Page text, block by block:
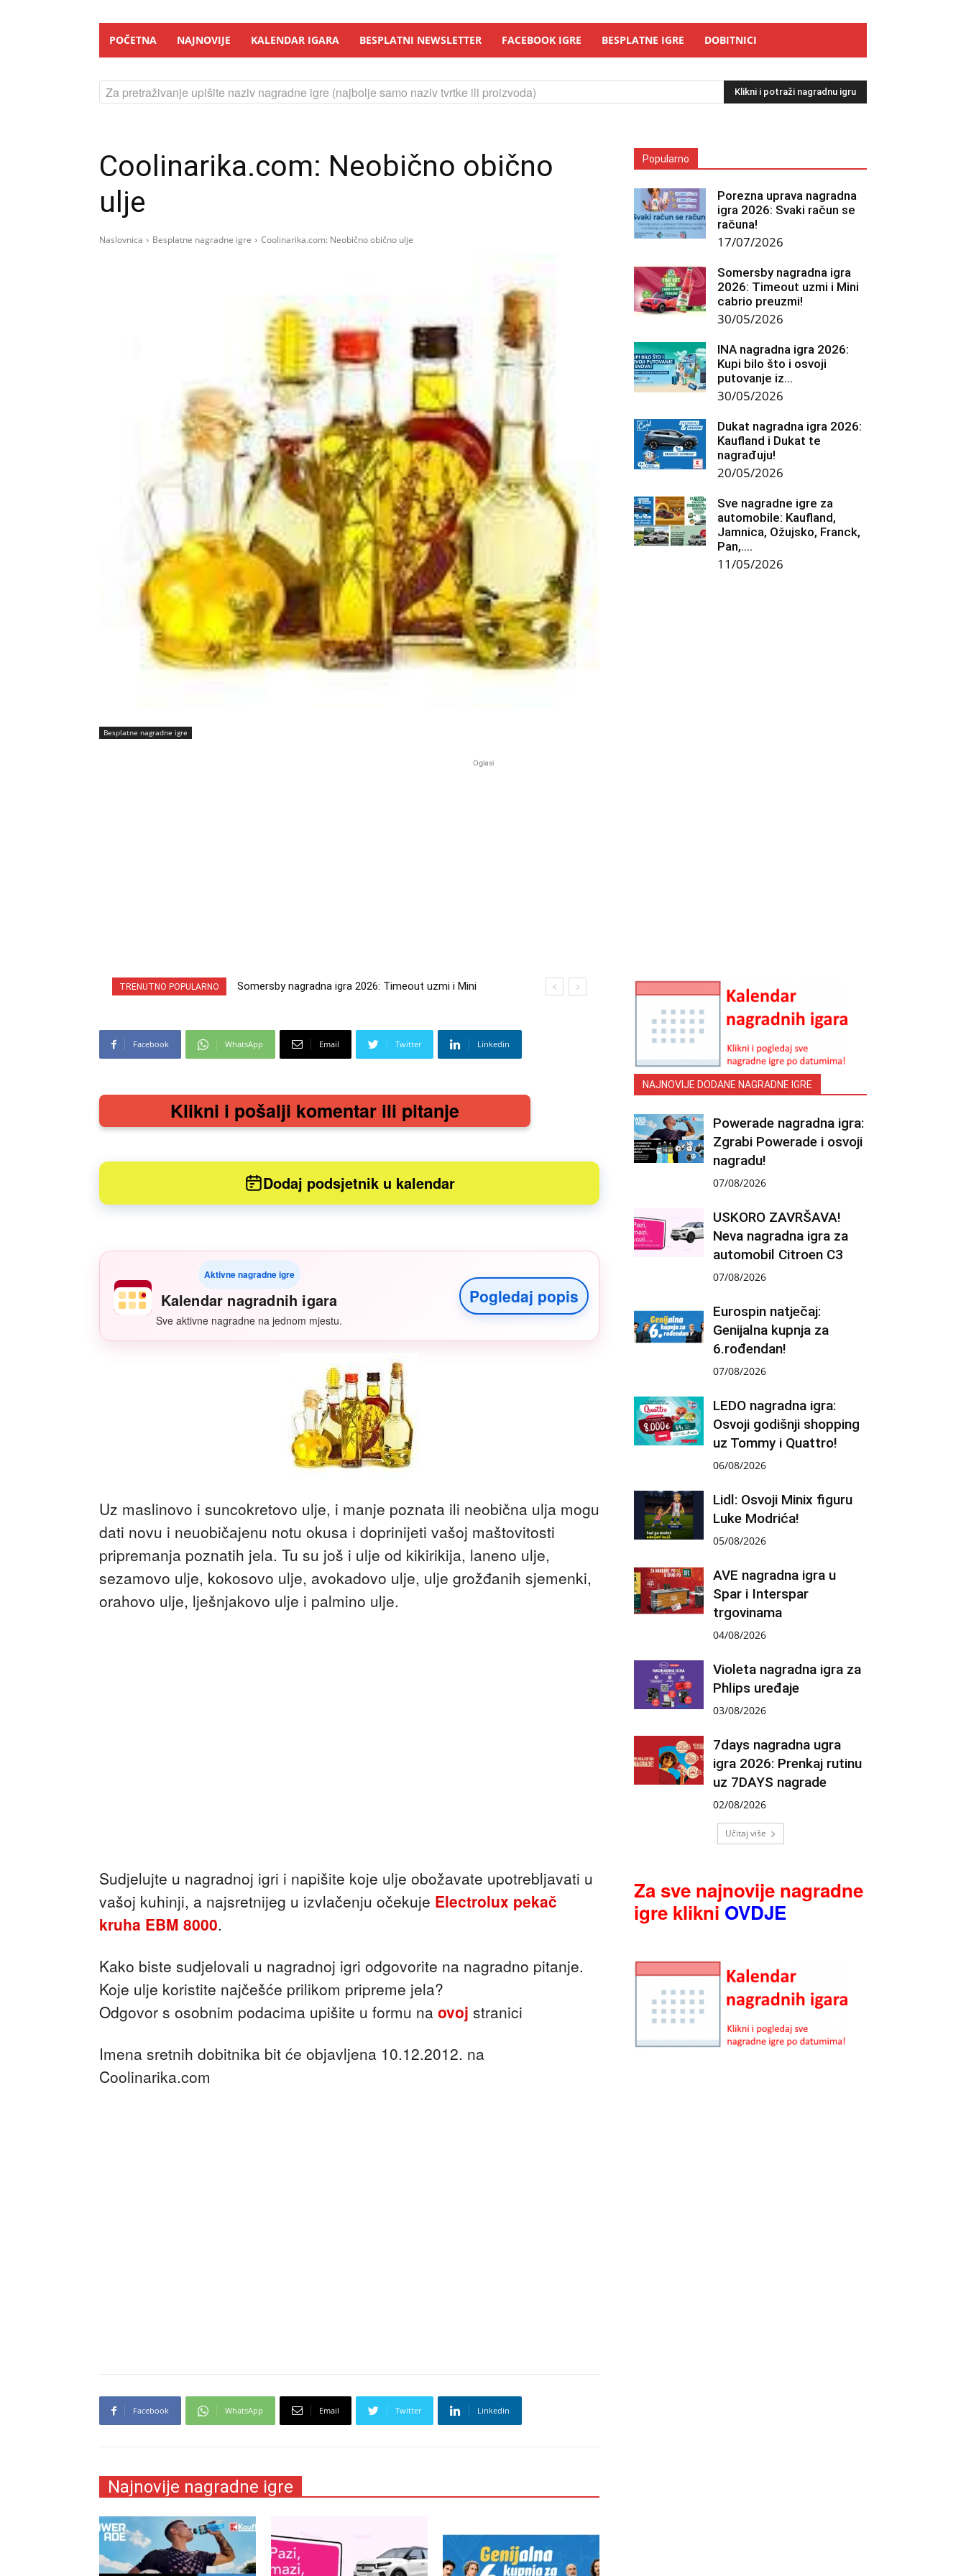
POČETNA NAJNOVIJE KALENDAR IGARA BESPLATNI NEWSLETTER FACEBOOK IGRE BESPLATNE IGRE DOBITNICI
Za pretraživanje upišite naziv nagradne igre (najbolje samo naziv tvrtke ili proizvoda) Klikni i potraži nagradnu igru
Coolinarika.com: Neobično obično
ulje
Naslovnica Besplatne nagradne igre Coolinarika.com: Neobično obično ulje
Besplatne nagradne igre
Popularno
Porezna uprava nagradna
igra 2026: Svaki račun se
računa!
17/07/2026
Somersby nagradna igra
2026: Timeout uzmi i Mini
cabrio preuzmi!
30/05/2026
INA nagradna igra 2026:
Kupi bilo što i osvoji
putovanje iz...
30/05/2026
Dukat nagradna igra 2026:
Kaufland i Dukat te
nagrađuju!
20/05/2026
Sve nagradne igre za
automobile: Kaufland,
Jamnica, Ožujsko, Franck,
Pan,….
11/05/2026
Oglasi
TRENUTNO POPULARNO
Somersby nagradna igra 2026: Timeout uzmi i Mini
INA nagradna igra 2026: Kupi bilo što i osvoji putovanje
Facebook WhatsApp Email Twitter Linkedin
Klikni i pošalji komentar ili pitanje
Dodaj podsjetnik u kalendar
Aktivne nagradne igre
Kalendar nagradnih igara
Sve aktivne nagradne na jednom mjestu.
Pogledaj popis
Uz maslinovo i suncokretovo ulje, i manje poznata ili neobična ulja mogu
dati novu i neuobičajenu notu okusa i doprinijeti vašoj maštovitosti
pripremanja poznatih jela. Tu su još i ulje od kikirikija, laneno ulje,
sezamovo ulje, kokosovo ulje, avokadovo ulje, ulje grožđanih sjemenki,
orahovo ulje, lješnjakovo ulje i palmino ulje.
Sudjelujte u nagradnoj igri i napišite koje ulje obožavate upotrebljavati u
vašoj kuhinji, a najsretnijeg u izvlačenju očekuje Electrolux pekač
kruha EBM 8000.
Kako biste sudjelovali u nagradnoj igri odgovorite na nagradno pitanje.
Koje ulje koristite najčešće prilikom pripreme jela?
Odgovor s osobnim podacima upišite u formu na ovoj stranici
Imena sretnih dobitnika bit će objavljena 10.12.2012. na
Coolinarika.com
Facebook WhatsApp Email Twitter Linkedin
Najnovije nagradne igre
NAJNOVIJE DODANE NAGRADNE IGRE
Powerade nagradna igra:
Zgrabi Powerade i osvoji
nagradu!
07/08/2026
USKORO ZAVRŠAVA!
Neva nagradna igra za
automobil Citroen C3
07/08/2026
Eurospin natječaj:
Genijalna kupnja za
6.rođendan!
07/08/2026
LEDO nagradna igra:
Osvoji godišnji shopping
uz Tommy i Quattro!
06/08/2026
Lidl: Osvoji Minix figuru
Luke Modrića!
05/08/2026
AVE nagradna igra u
Spar i Interspar
trgovinama
04/08/2026
Violeta nagradna igra za
Phlips uređaje
03/08/2026
7days nagradna ugra
igra 2026: Prenkaj rutinu
uz 7DAYS nagrade
02/08/2026
Učitaj više
Za sve najnovije nagradne
igre klikni OVDJE